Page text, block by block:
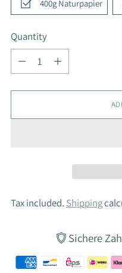
400g Naturpapier
Quantity
Quantity
Tax included. Shipping
Sichere